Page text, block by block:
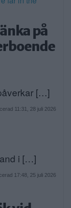
på
[…]
11:31, 28 juli 2026
i […]
17:48, 25 juli 2026